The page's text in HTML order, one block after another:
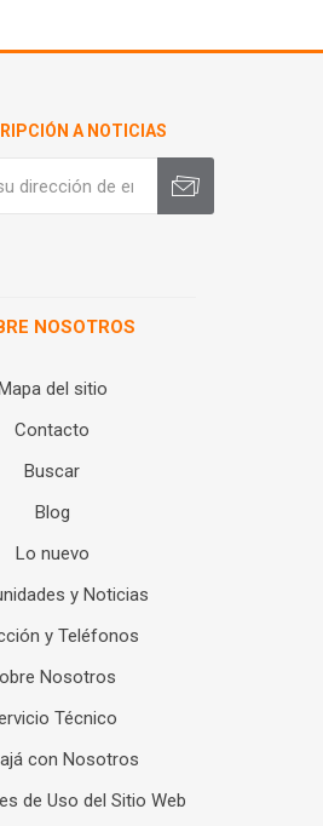
A NOTICIAS
NOSOTROS
del sitio
Contacto
Buscar
Blog
Lo nuevo
y Noticias
y Teléfonos
Nosotros
Técnico
con Nosotros
de Uso del Sitio Web